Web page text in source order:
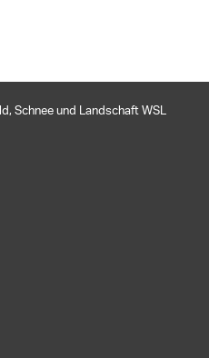
Schnee und Landschaft WSL